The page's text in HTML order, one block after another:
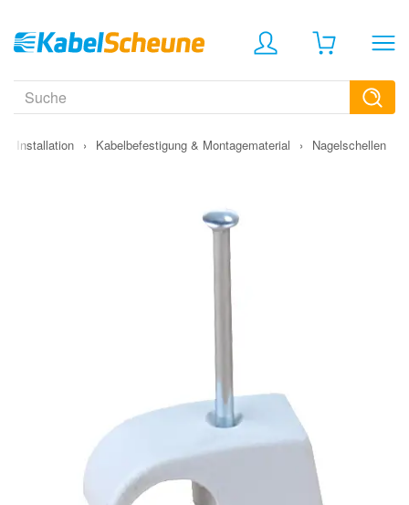
Installation › Kabelbefestigung & Montagematerial › Nagelschellen